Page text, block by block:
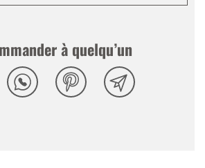
à quelqu’un